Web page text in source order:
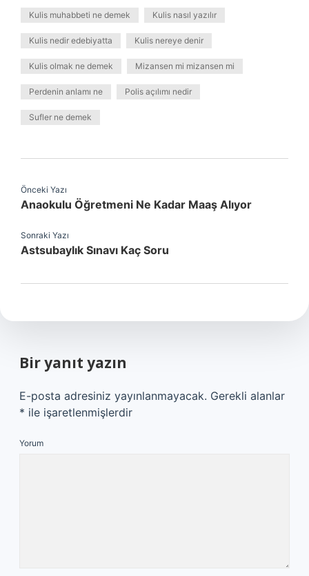
Kulis muhabbeti ne demek Kulis nasıl yazılır
Kulis nedir edebiyatta Kulis nereye denir
Kulis olmak ne demek Mizansen mi mizansen mi
Perdenin anlamı ne Polis açılımı nedir
Sufler ne demek
Önceki Yazı
Anaokulu Öğretmeni Ne Kadar Maaş Alıyor
Sonraki Yazı
Astsubaylık Sınavı Kaç Soru
Bir yanıt yazın
E-posta adresiniz yayınlanmayacak. Gerekli alanlar
* ile işaretlenmişlerdir
Yorum